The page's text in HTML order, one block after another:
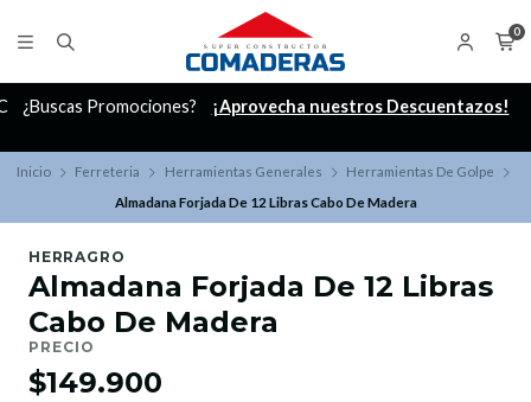
0
¿Buscas Promociones? ¡Aprovecha nuestros Descuentazos!
Inicio Ferreteria Herramientas Generales
Herramientas De Golpe
Almadana Forjada De 12 Libras Cabo De Madera
HERRAGRO
Almadana Forjada De 12 Libras
Cabo De Madera
PRECIO
$149.900